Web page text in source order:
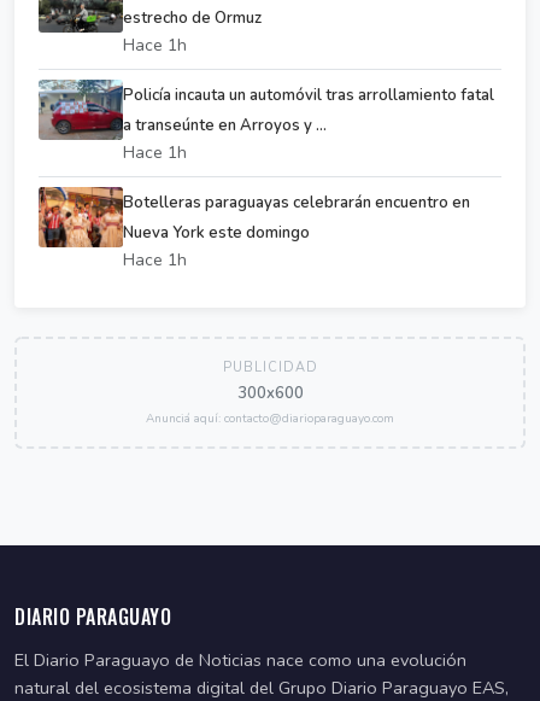
estrecho de Ormuz
Hace 1h
Policía incauta un automóvil tras arrollamiento fatal
a transeúnte en Arroyos y ...
Hace 1h
Botelleras paraguayas celebrarán encuentro en
Nueva York este domingo
Hace 1h
PUBLICIDAD
300x600
Anunciá aquí: contacto@diarioparaguayo.com
DIARIO PARAGUAYO
El Diario Paraguayo de Noticias nace como una evolución
natural del ecosistema digital del Grupo Diario Paraguayo EAS,